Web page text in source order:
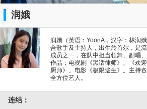
润娥
润娥（英语：YoonA，汉字：林润
合歌手及主持人，出生於首尔，是
成员之一，在队中担当领舞、副唱
作品：电视剧《黑话律师》、《欢
厨师》、电影《极限逃生》。主持
全方位艺人。
连结：